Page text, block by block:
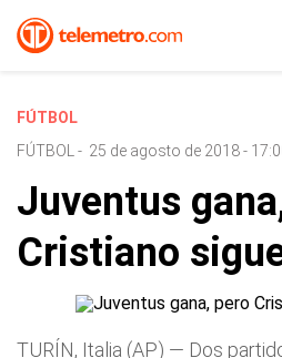
FÚTBOL
FÚTBOL
- 25 de agosto de 2018 -
Juventus
Cristiano
TURÍN, Italia (AP) — Dos